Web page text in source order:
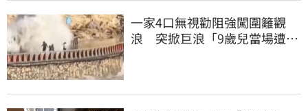
一家4口無視勸阻強闖圍籬觀
浪 突掀巨浪「9歲兒當場遭捲